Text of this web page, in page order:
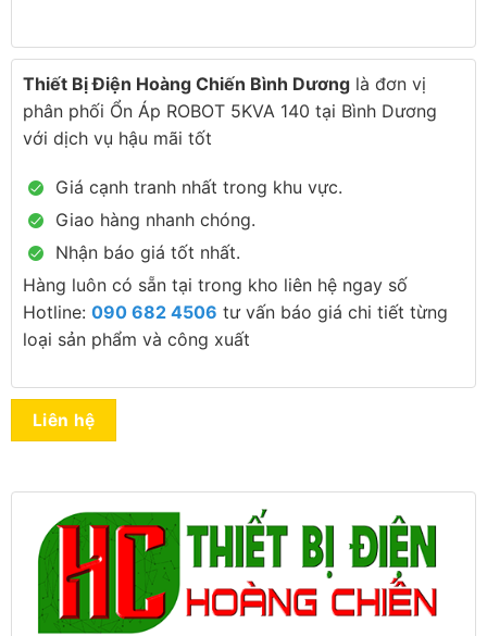
Thiết Bị Điện Hoàng Chiến Bình Dương là đơn vị
phân phối Ổn Áp ROBOT 5KVA 140 tại Bình Dương
với dịch vụ hậu mãi tốt
Giá cạnh tranh nhất trong khu vực.
Giao hàng nhanh chóng.
Nhận báo giá tốt nhất.
Hàng luôn có sẵn tại trong kho liên hệ ngay số
Hotline: 090 682 4506 tư vấn báo giá chi tiết từng
loại sản phẩm và công xuất
Liên hệ